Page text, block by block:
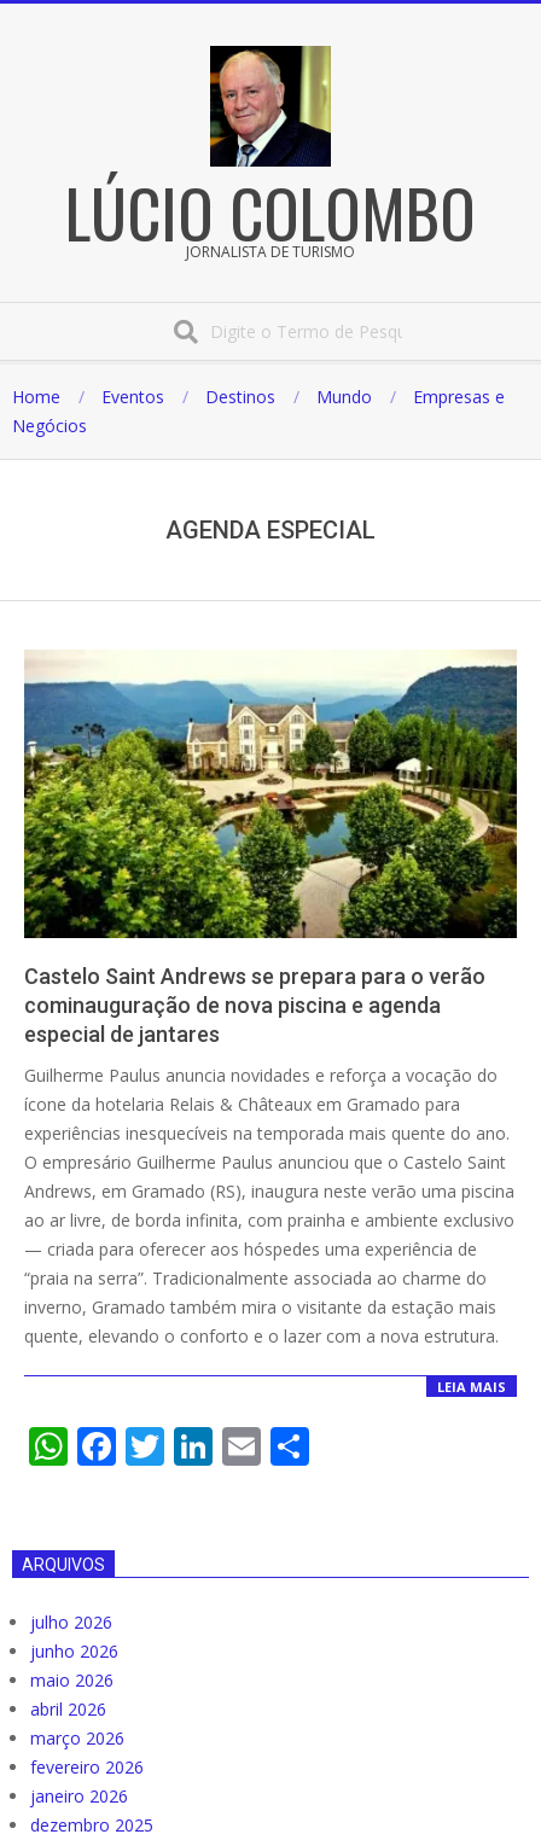
LÚCIO COLOMBO
JORNALISTA DE TURISMO
Home Eventos Destinos Mundo
Empresas e
Negócios
AGENDA ESPECIAL
Castelo Saint Andrews se prepara para o verão
cominauguração de nova piscina e agenda
especial de jantares
Guilherme Paulus anuncia novidades e reforça a vocação do
ícone da hotelaria Relais & Châteaux em Gramado para
experiências inesquecíveis na temporada mais quente do ano.
O empresário Guilherme Paulus anunciou que o Castelo Saint
Andrews, em Gramado (RS), inaugura neste verão uma piscina
ao ar livre, de borda infinita, com prainha e ambiente exclusivo
— criada para oferecer aos hóspedes uma experiência de
“praia na serra”. Tradicionalmente associada ao charme do
inverno, Gramado também mira o visitante da estação mais
quente, elevando o conforto e o lazer com a nova estrutura.
LEIA MAIS
WhatsApp
Facebook
Twitter
LinkedIn
Email
ARQUIVOS
julho 2026
junho 2026
maio 2026
abril 2026
março 2026
fevereiro 2026
janeiro 2026
dezembro 2025